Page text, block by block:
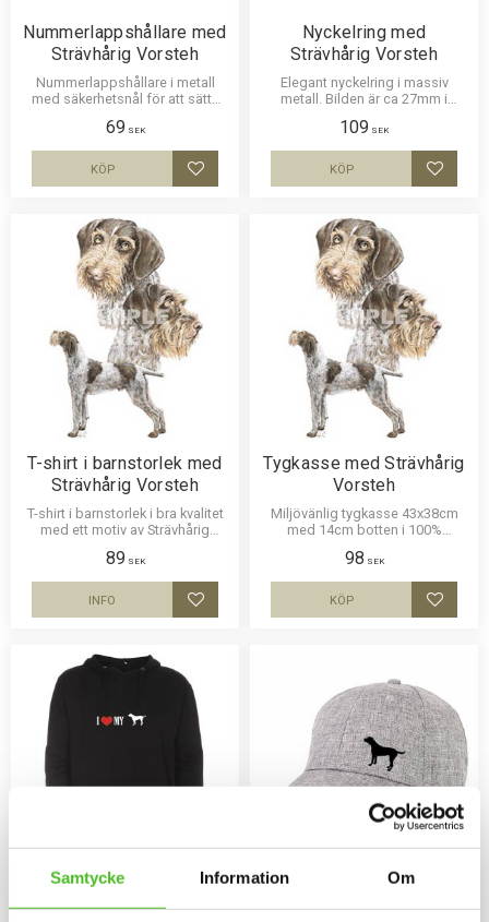
Samtycke Information Om
Nummerlappshållare med
Strävhårig Vorsteh
Nummerlappshållare i metall
med säkerhetsnål för att sätta
klämma för nummerlappen.
Bilden är ca 27mm i diameter
och laminerad för att vara hållbar
och ge ett uttryck av djup i
69 SEK
Lägg till i favoriter
KÖP
Nyckelring med
Strävhårig Vorsteh
Elegant nyckelring i massiv
metall. Bilden är ca 27mm i
vara hållbar och ge ett intryck av
djup i bilden.
109 SEK
Lägg
KÖP
T-shirt i barnstorlek med
Strävhårig Vorsteh
T-shirt i barnstorlek i bra kvalitet
med ett motiv av Strävhårig
kammad bomull 165g.
89 SEK
Lägg till i favoriter
INFO
Tygkasse med Strävhårig
Vorsteh
Miljövänlig tygkasse 43x38cm
med 14cm botten i 100%
ett motiv av Strävhårig Vorsteh.
98 SEK
Lägg
KÖP
Hoodie med Strävhårig
Vorsteh
Vorsteh